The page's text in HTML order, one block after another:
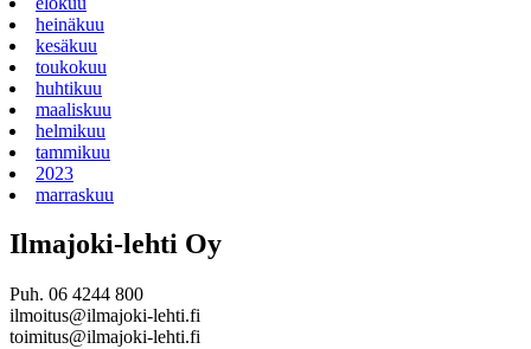
heinäkuu
kesäkuu
toukokuu
huhtikuu
maaliskuu
helmikuu
tammikuu
2023
marraskuu
Ilmajoki-lehti Oy
Puh. 06 4244 800
ilmoitus@ilmajoki-lehti.fi
toimitus@ilmajoki-lehti.fi